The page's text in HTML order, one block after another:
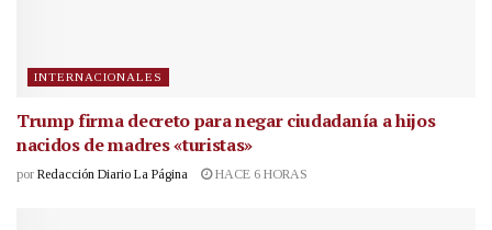
INTERNACIONALES
Trump firma decreto para negar ciudadanía a hijos
nacidos de madres «turistas»
por Redacción Diario La Página HACE 6 HORAS